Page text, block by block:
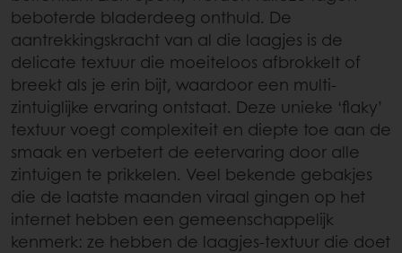
beboterde bladerdeeg onthuld. De
aantrekkingskracht van al die laagjes is de
delicate textuur die moeiteloos afbrokkelt of
breekt als je erin bijt, waardoor een multi-
zintuiglijke ervaring ontstaat. Deze unieke ‘flaky’
textuur voegt complexiteit en diepte toe aan de
smaak en verbetert de eetervaring door alle
zintuigen te prikkelen. Veel bekende gebakjes
die de laatste maanden viraal gingen op het
internet hebben een gemeenschappelijk
kenmerk: ze hebben de laagjes-textuur die doet